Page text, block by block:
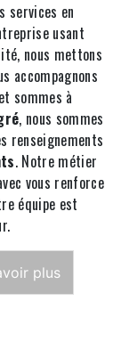
services en
usant
nous mettons
accompagnons
et sommes à
, nous sommes
renseignements
. Notre métier
vous renforce
équipe est
plus